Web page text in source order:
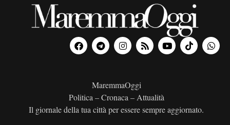
MaremmaOggi
Politica – Cronaca – Attualità
Il giornale della tua città per essere sempre aggiornato.